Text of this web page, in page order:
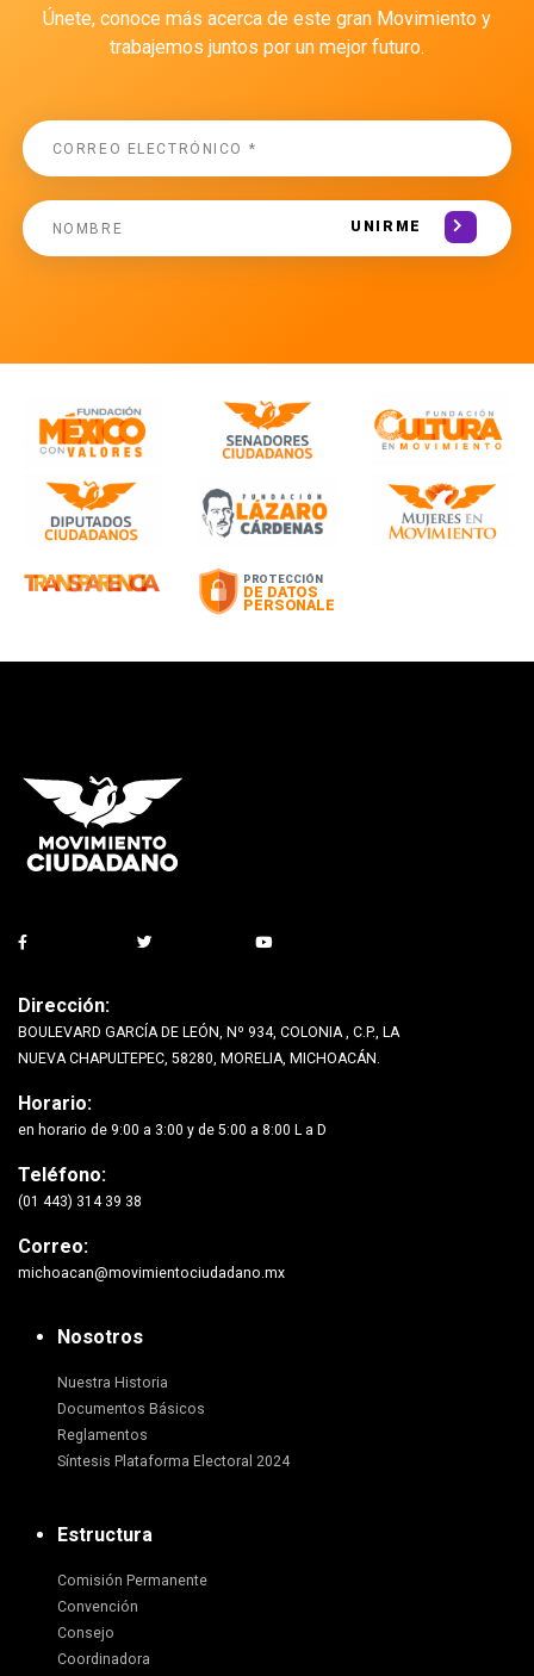
Únete, conoce más acerca de este gran Movimiento y
trabajemos juntos por un mejor futuro.
UNIRME
Dirección:
BOULEVARD GARCÍA DE LEÓN, Nº 934, COLONIA , C.P., LA
NUEVA CHAPULTEPEC, 58280, MORELIA, MICHOACÁN.
Horario:
en horario de 9:00 a 3:00 y de 5:00 a 8:00 L a D
Teléfono:
(01 443) 314 39 38
Correo:
michoacan@movimientociudadano.mx
Nosotros
Nuestra Historia
Documentos Básicos
Reglamentos
Síntesis Plataforma Electoral 2024
Estructura
Comisión Permanente
Convención
Consejo
Coordinadora